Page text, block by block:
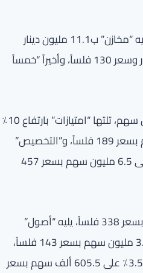
من حيث القيمة، تصدر سهم “أولى وقود” بحجم تداول 29.1 مليون دينار وسعر 392 فلساً، يليه “مخازن” ب11.1 مليون دينار
وسعر 149 فلساً، ثم “بيتك” ب11.1 مليون دينار وسعر 780 فلساً، و”وطنية” ب8.6 مليون دينار وسعر 130 فلساً، وأخيراً “خمساً
قائمة الأسهم الصاعدة شهدت صدارة “مخازن” بارتفاع 10.37٪ على حجم تداول 77.5 مليون سهم، تلتها “امتيازات” بارتفاع 10٪
على 39.8 ألف سهم بسعر 396 فلساً، ثم “وربة للتأمين” بارتفاع 8.62٪ على 2.7 مليون سهم بسعر 189 فلساً، و”التخصيص”
بارتفاع 6.85٪ على 19.2 مليون سهم بسعر 84.2 فلساً، وأخيراً “المتكاملة” بارتفاع 6.78٪ على 6.5 مليون سهم بسعر 457
في صدارة الأسهم الهابطة، جاء “السور” بانخفاض 7.40٪ على حجم تداول 4.7 مليون سهم بسعر 338 فلساً، يليه “أصول”
بانخفاض 6.32٪ على 148.4 ألف سهم بسعر 326 فلساً، ثم “تجارة” بانخفاض 5.92٪ على 3.5 مليون سهم بسعر 143 فلساً،
و”عمار” بانخفاض 4.42٪ على 12.5 مليون سهم بسعر 108 فلساً، وخامساً “آبار” بانخفاض 3.59٪ على 605.5 ألف سهم بسعر